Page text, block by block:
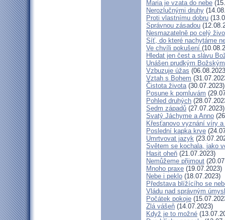
Maria je vzata do nebe
Nerozlučnými druhy
Proti vlastnímu dobru
Správnou zásadou
Nesmazatelně po celý
Síť, do které nachytáme
Ve chvíli pokušení
Hledat jen čest a slávu
Unášen prudkým
Vzbuzuje úžas
Vztah s Bohem
Čistota života(30.07.2023)
Posune k pomluvám
Pohled druhých
Sedm západů (27.07.2023)
Svatý Jáchyme a Anno
Křesťanovo vyznání víry
Poslední kapka krve
Umrtvovat jazyk
Světem se kochala, jako
Hasit oheň (21.07.2023)
Nemůžeme přijmout
Mnoho praxe (19.07.2023)
Nebe i peklo (18.07.2023)
Představa blížícího se
Vládu nad správným
Počátek pokoje
Zlá vášeň (14.07.2023)
Když je to možné